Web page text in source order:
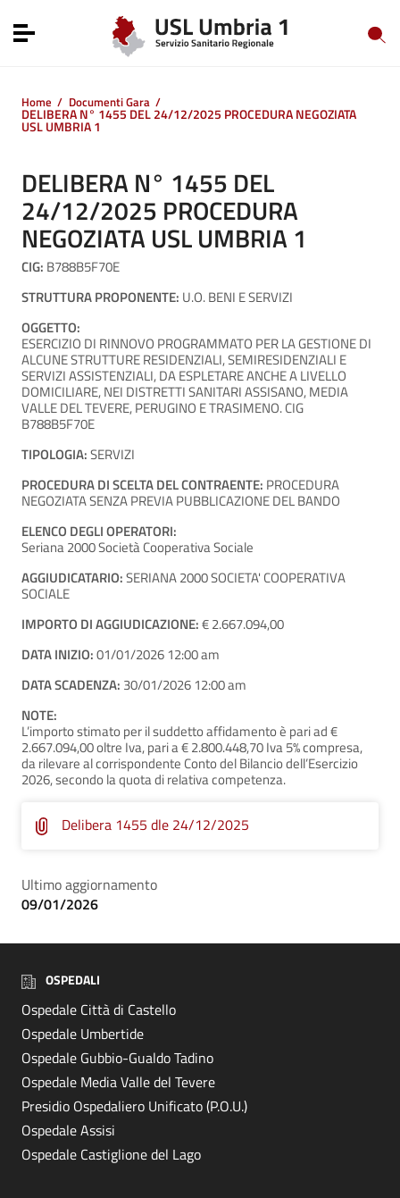
Vai al menu di navigazione
Toggle navigation
Home / Documenti Gara /
DELIBERA N° 1455 DEL 24/12/2025 PROCEDURA NEGOZIATA
USL UMBRIA 1
DELIBERA N° 1455 DEL
24/12/2025 PROCEDURA
NEGOZIATA USL UMBRIA 1
CIG: B788B5F70E
STRUTTURA PROPONENTE: U.O. BENI E SERVIZI
OGGETTO:
ESERCIZIO DI RINNOVO PROGRAMMATO PER LA GESTIONE DI
ALCUNE STRUTTURE RESIDENZIALI, SEMIRESIDENZIALI E
SERVIZI ASSISTENZIALI, DA ESPLETARE ANCHE A LIVELLO
DOMICILIARE, NEI DISTRETTI SANITARI ASSISANO, MEDIA
VALLE DEL TEVERE, PERUGINO E TRASIMENO. CIG
B788B5F70E
TIPOLOGIA:SERVIZI
PROCEDURA DI SCELTA DEL CONTRAENTE: PROCEDURA
NEGOZIATA SENZA PREVIA PUBBLICAZIONE DEL BANDO
ELENCO DEGLI OPERATORI:
Seriana 2000 Società Cooperativa Sociale
AGGIUDICATARIO:SERIANA 2000 SOCIETA' COOPERATIVA
SOCIALE
IMPORTO DI AGGIUDICAZIONE:€ 2.667.094,00
DATA INIZIO:01/01/2026 12:00 am
DATA SCADENZA: 30/01/2026 12:00 am
NOTE:
L’importo stimato per il suddetto affidamento è pari ad €
2.667.094,00 oltre Iva, pari a € 2.800.448,70 Iva 5% compresa,
da rilevare al corrispondente Conto del Bilancio dell’Esercizio
2026, secondo la quota di relativa competenza.
Delibera 1455 dle 24/12/2025
Ultimo aggiornamento
09/01/2026
OSPEDALI
Ospedale Città di Castello
Ospedale Umbertide
Ospedale Gubbio-Gualdo Tadino
Ospedale Media Valle del Tevere
Presidio Ospedaliero Unificato (P.O.U.)
Ospedale Assisi
Ospedale Castiglione del Lago